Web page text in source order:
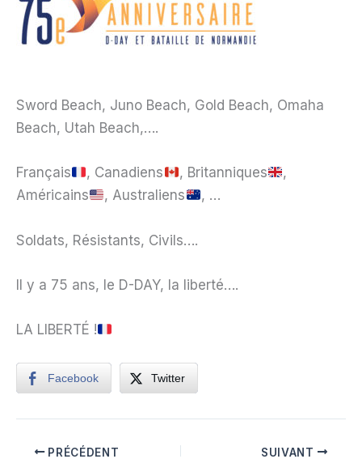
Sword Beach, Juno Beach, Gold Beach, Omaha
Beach, Utah Beach,….
Français , Canadiens , Britanniques
,
Américains
, Australiens , …
Soldats, Résistants, Civils….
Il y a 75 ans, le D-DAY, la liberté….
LA LIBERTÉ !
Facebook Twitter
PRÉCÉDENT SUIVANT